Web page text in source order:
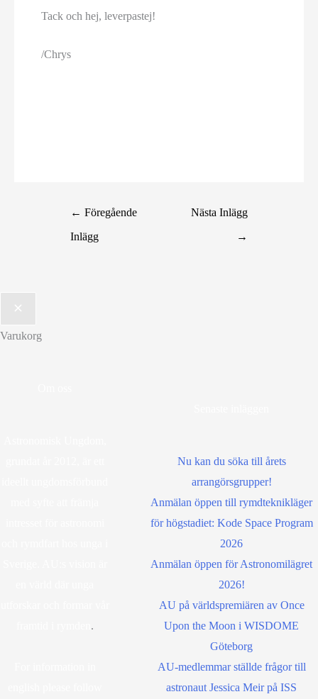
Tack och hej, leverpastej!
/Chrys
← Föregående
Inlägg
Nästa Inlägg
→
Varukorg
.
Nu kan du söka till årets
arrangörsgrupper!
Anmälan öppen till rymdteknikläger
för högstadiet: Kode Space Program
2026
Anmälan öppen för Astronomilägret
2026!
AU på världspremiären av Once
Upon the Moon i WISDOME
Göteborg
AU-medlemmar ställde frågor till
astronaut Jessica Meir på ISS